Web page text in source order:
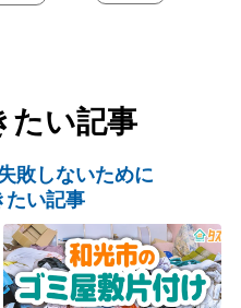
たい記事
敗しないために
たい記事